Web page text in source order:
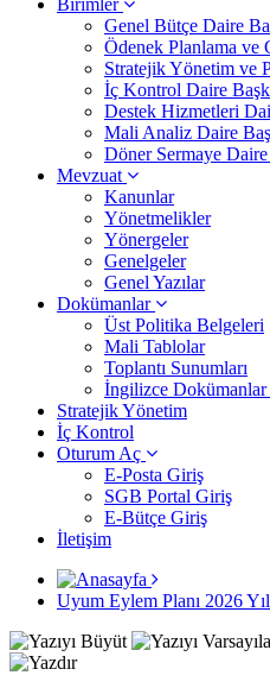
Genel Bütçe Daire
Ödenek Planlama ve
Stratejik Yönetim ve
İç Kontrol Daire
Destek Hizmetleri
Mali Analiz Daire
Döner Sermaye Daire
Mevzuat
Kanunlar
Yönetmelikler
Yönergeler
Genelgeler
Genel Yazılar
Dokümanlar
Üst Politika Belgeleri
Mali Tablolar
Toplantı Sunumları
İngilizce
Stratejik Yönetim
İç Kontrol
Oturum Aç
E-Posta Giriş
SGB Portal Giriş
E-Bütçe Giriş
İletişim
Uyum Eylem Planı 2026